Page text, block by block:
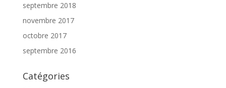
septembre 2018
novembre 2017
octobre 2017
septembre 2016
Catégories